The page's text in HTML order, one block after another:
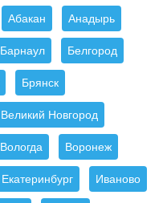
Абакан Анадырь
Барнаул Белгород
Брянск
Великий Новгород
Вологда Воронеж
Екатеринбург Иваново